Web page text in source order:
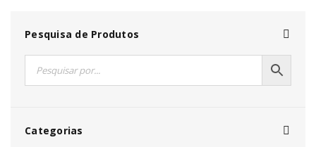
Pesquisa de Produtos
Categorias